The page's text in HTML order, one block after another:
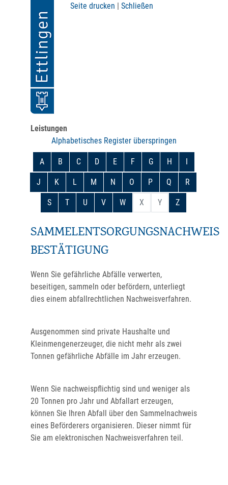
Seite drucken | Schließen
Leistungen
Alphabetisches Register überspringen
A B C D E F G H I
J K L M N O P Q R
S T U V W X Y Z
SAMMELENTSORGUNGSNACHWEIS
BESTÄTIGUNG
Wenn Sie gefährliche Abfälle verwerten,
beseitigen, sammeln oder befördern, unterliegt
dies einem abfallrechtlichen Nachweisverfahren.
Ausgenommen sind private Haushalte und
Kleinmengenerzeuger, die nicht mehr als zwei
Tonnen gefährliche Abfälle im Jahr erzeugen.
Wenn Sie nachweispflichtig sind und weniger als
20 Tonnen pro Jahr und Abfallart erzeugen,
können Sie Ihren Abfall über den Sammelnachweis
eines Beförderers organisieren. Dieser nimmt für
Sie am elektronischen Nachweisverfahren teil.